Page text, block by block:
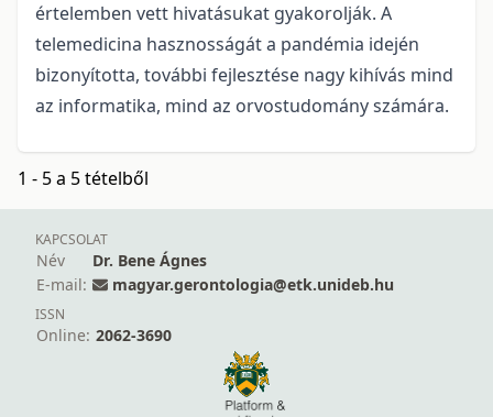
értelemben vett hivatásukat gyakorolják. A
telemedicina hasznosságát a pandémia idején
bizonyította, további fejlesztése nagy kihívás mind
az informatika, mind az orvostudomány számára.
1 - 5 a 5 tételből
KAPCSOLAT
Név
Dr. Bene Ágnes
E-mail:
magyar.gerontologia@etk.unideb.hu
ISSN
Online: 2062-3690